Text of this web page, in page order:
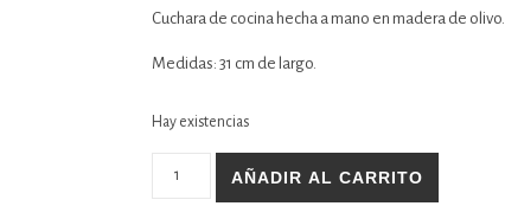
Cuchara de cocina hecha a mano en madera de olivo.
Medidas: 31 cm de largo.
Hay existencias
AÑADIR AL CARRITO